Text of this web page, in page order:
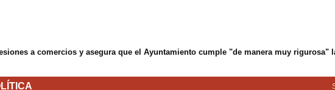
a comercios y asegura que el Ayuntamiento cumple "de manera muy rigurosa"